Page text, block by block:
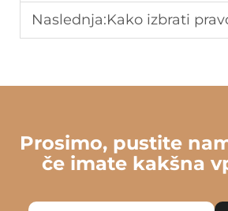
Naslednja:Kako izbrati pravo težo elastične
Prosimo, pustite
če imate kakšna